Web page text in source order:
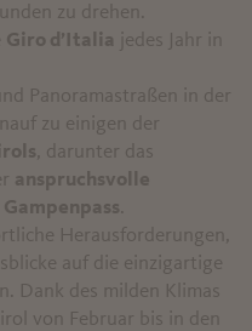
zu drehen.
Giro d’Italia
jedes Jahr in
Panoramastraßen in der
zu einigen der
, darunter das
anspruchsvolle
Herausforderungen,
auf die einzigartige
Dank des milden Klimas
von Februar bis in den